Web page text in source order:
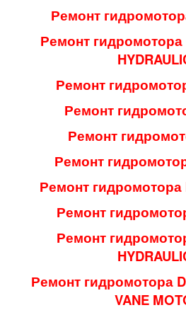
Ремонт
Ремонт гидромотора
Ремонт
Ремонт
Ремонт
Ремонт
Ремонт гидромотора
Ремонт
Ремонт
Ремонт гидромотора
VANE